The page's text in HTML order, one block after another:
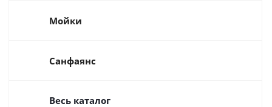
Мойки
Санфаянс
Весь каталог